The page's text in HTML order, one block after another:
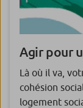
Agir pour
Là où il va,
cohésion
logement